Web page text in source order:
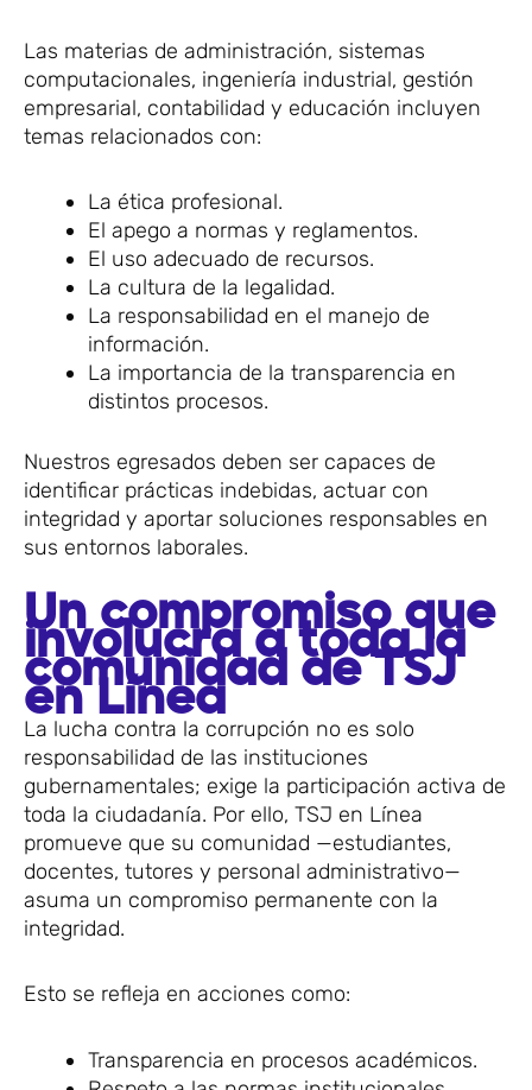
Las materias de administración, sistemas
computacionales, ingeniería industrial, gestión
empresarial, contabilidad y educación incluyen
temas relacionados con:
La ética profesional.
El apego a normas y reglamentos.
El uso adecuado de recursos.
La cultura de la legalidad.
La responsabilidad en el manejo de
información.
La importancia de la transparencia en
distintos procesos.
Nuestros egresados deben ser capaces de
identificar prácticas indebidas, actuar con
integridad y aportar soluciones responsables en
sus entornos laborales.
Un compromiso que
involucra a toda la
comunidad de TSJ
en Línea
La lucha contra la corrupción no es solo
responsabilidad de las instituciones
gubernamentales; exige la participación activa de
toda la ciudadanía. Por ello, TSJ en Línea
promueve que su comunidad —estudiantes,
docentes, tutores y personal administrativo—
asuma un compromiso permanente con la
integridad.
Esto se refleja en acciones como:
Transparencia en procesos académicos.